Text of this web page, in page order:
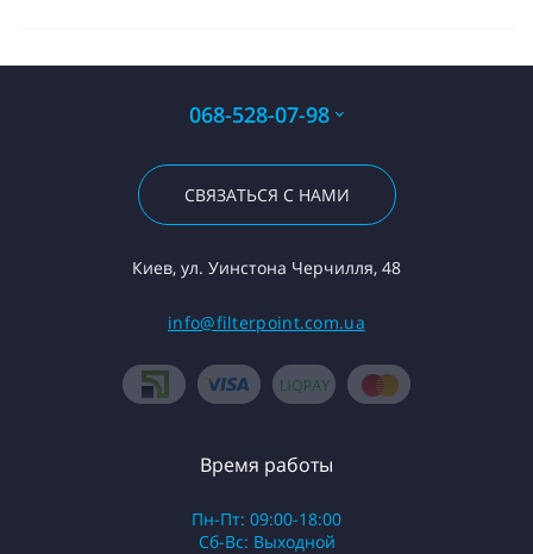
068-528-07-98
СВЯЗАТЬСЯ С НАМИ
Киев, ул. Уинстона Черчилля, 48
info@filterpoint.com.ua
Время работы
Пн-Пт: 09:00-18:00
Сб-Вс: Выходной